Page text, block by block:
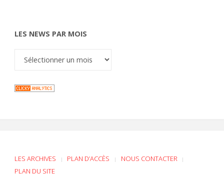
LES NEWS PAR MOIS
LES ARCHIVES | PLAN D’ACCÈS | NOUS CONTACTER |
PLAN DU SITE